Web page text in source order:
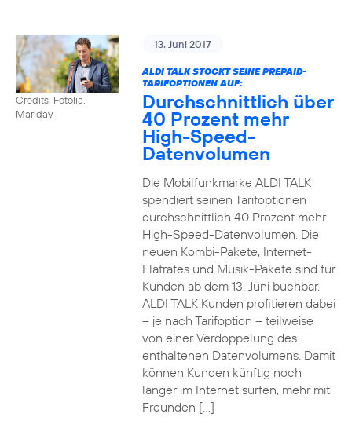
Credits: Fotolia,
Maridav
13. Juni 2017
ALDI TALK STOCKT SEINE PREPAID-
TARIFOPTIONEN AUF:
Durchschnittlich über
40 Prozent mehr
High-Speed-
Datenvolumen
Die Mobilfunkmarke ALDI TALK
spendiert seinen Tarifoptionen
durchschnittlich 40 Prozent mehr
High-Speed-Datenvolumen. Die
neuen Kombi-Pakete, Internet-
Flatrates und Musik-Pakete sind für
Kunden ab dem 13. Juni buchbar.
ALDI TALK Kunden profitieren dabei
– je nach Tarifoption – teilweise
von einer Verdoppelung des
enthaltenen Datenvolumens. Damit
können Kunden künftig noch
länger im Internet surfen, mehr mit
Freunden […]